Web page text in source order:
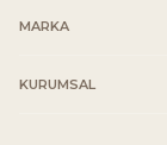
MARKA
KURUMSAL